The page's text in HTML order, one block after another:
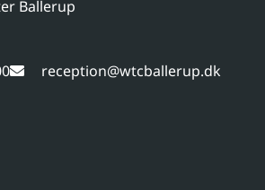
Ballerup
reception@wtcballerup.dk